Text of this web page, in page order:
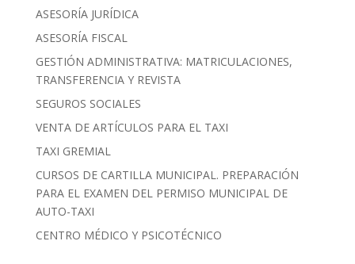
ASESORÍA JURÍDICA
ASESORÍA FISCAL
GESTIÓN ADMINISTRATIVA: MATRICULACIONES,
TRANSFERENCIA Y REVISTA
SEGUROS SOCIALES
VENTA DE ARTÍCULOS PARA EL TAXI
TAXI GREMIAL
CURSOS DE CARTILLA MUNICIPAL. PREPARACIÓN
PARA EL EXAMEN DEL PERMISO MUNICIPAL DE
AUTO-TAXI
CENTRO MÉDICO Y PSICOTÉCNICO